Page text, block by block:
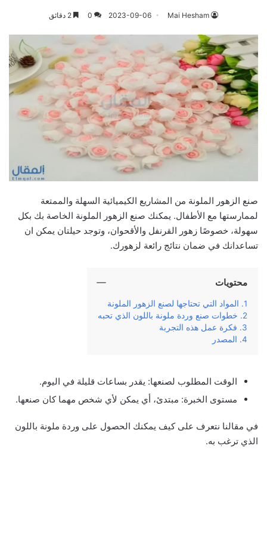
Mai Hesham
2023-09-06
0
صنع الزهور الملونة من المشاريع الكيميائية السهلة والممتعة
لممارستها مع الأطفال. يمكنك صنع الزهور الملونة الخاصة بك بكل
سهولة، خصوصًا زهور القرنفل والأقحوان، وتوجد حيلتان يمكن ان
تساعدانك في ضمان نتائج رائعة لزهورك.
محتويات
المواد التي تحتاجها لصنع الزهور الملونة
خطوات صنع وردة ملونة باللون الذي تحبه
فكرة عمل هذه التجربة
المصدر
الوقت المطلوب لصنعها: يقدر بساعات قليلة في اليوم.
مستوى الخبرة: مبتدئ، أي يمكن لأي شخص مهما كان صنعها.
في مقالنا نتعرف على كيف يمكنك الحصول على وردة ملونة باللون
الذي ترغب به.